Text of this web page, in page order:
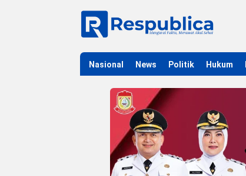
Nasional News Politik Hukum